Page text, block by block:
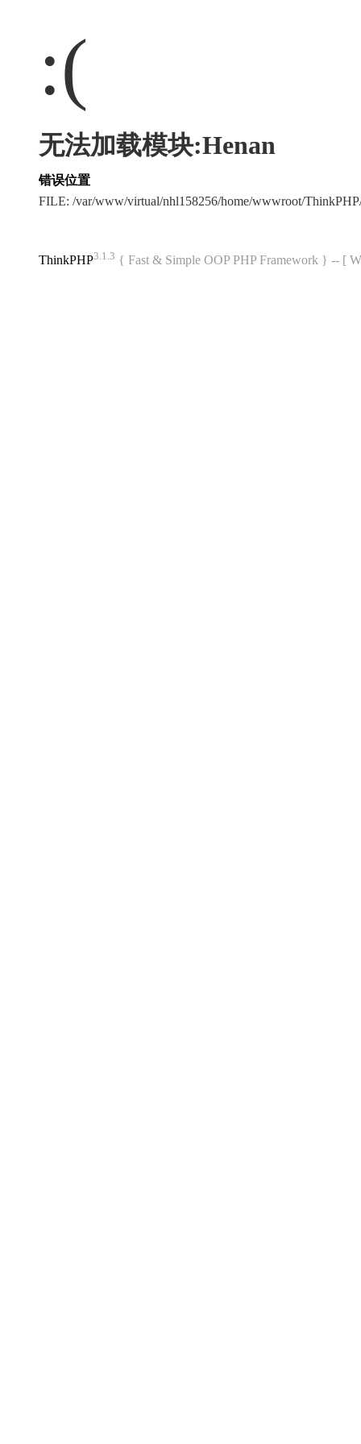
:(
无法加载模块:Henan
错误位置
FILE: /var/www/virtual/nhl158256/home/wwwroot/
ThinkPHP3.1.3 { Fast & Simple OOP PHP Framework } -- [